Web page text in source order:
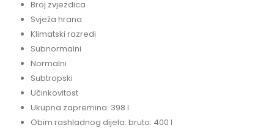
Broj zvjezdica
Svježa hrana
Klimatski razredi
Subnormalni
Normalni
Subtropski
Učinkovitost
Ukupna zapremina: 398 l
Obim rashladnog dijela: bruto: 400 l